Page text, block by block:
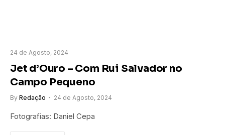
24 de Agosto, 2024
Jet d’Ouro – Com Rui Salvador no
Campo Pequeno
By Redação 24 de Agosto, 2024
Fotografias: Daniel Cepa